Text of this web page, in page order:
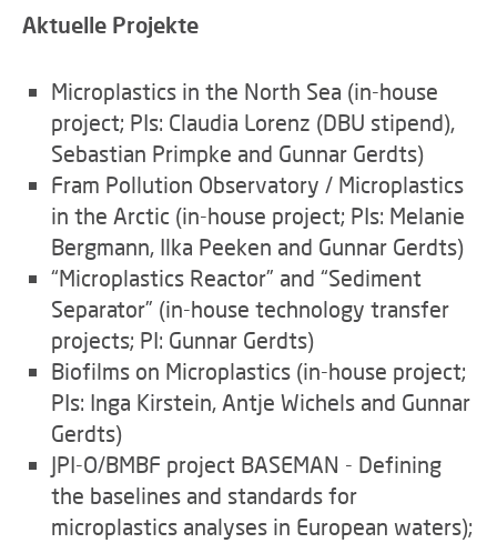
Aktuelle Projekte
Microplastics in the North Sea (in-house
project; PIs: Claudia Lorenz (DBU stipend),
Sebastian Primpke and Gunnar Gerdts)
Fram Pollution Observatory / Microplastics
in the Arctic (in-house project; PIs: Melanie
Bergmann, Ilka Peeken and Gunnar Gerdts)
“Microplastics Reactor” and “Sediment
Separator” (in-house technology transfer
projects; PI: Gunnar Gerdts)
Biofilms on Microplastics (in-house project;
PIs: Inga Kirstein, Antje Wichels and Gunnar
Gerdts)
JPI-O/BMBF project BASEMAN - Defining
the baselines and standards for
microplastics analyses in European waters);